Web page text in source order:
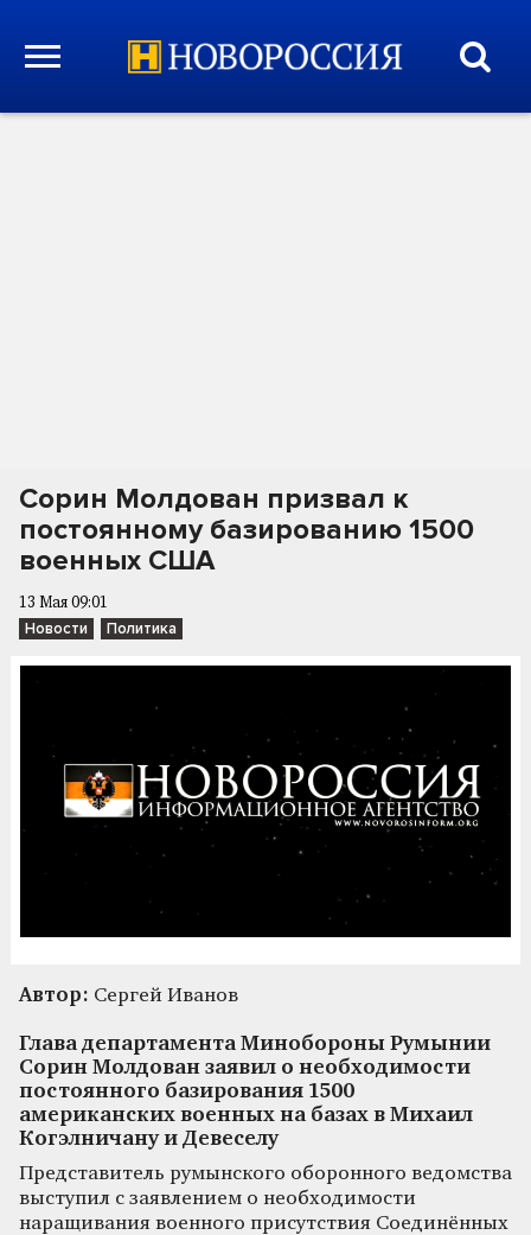
Сорин Молдован призвал к
постоянному базированию 1500
военных США
13 Мая 09:01
Новости Политика
Автор: Сергей Иванов
Глава департамента Минобороны Румынии
Сорин Молдован заявил о необходимости
постоянного базирования 1500
американских военных на базах в Михаил
Когэлничану и Девеселу
Представитель румынского оборонного ведомства
выступил с заявлением о необходимости
наращивания военного присутствия Соединённых